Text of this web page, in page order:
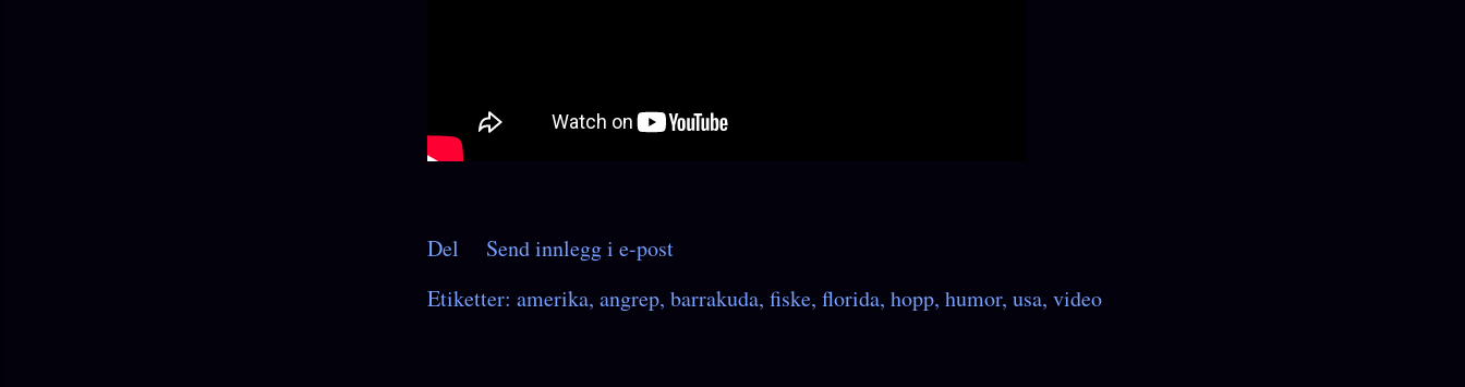
Del
Send innlegg i e-post
Etiketter: amerika angrep barrakuda fiske florida hopp humor usa video